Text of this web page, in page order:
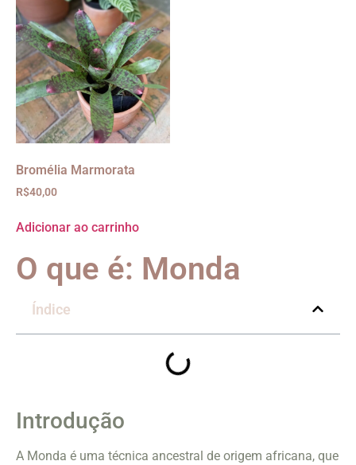
Bromélia Marmorata
R$40,00
Adicionar ao carrinho
O que é: Monda
Índice
Introdução
A Monda é uma técnica ancestral de origem africana, que